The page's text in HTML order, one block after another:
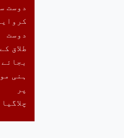
دوست
دوست
طلاق کے
بجائے
ہنی
پر